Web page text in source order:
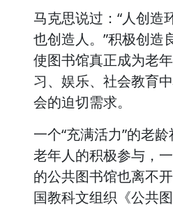
马克思说过：“人创造
也创造人。”积极创造
使图书馆真正成为老
习、娱乐、社会教育
会的迫切需求。
一个“充满活力”的老
老年人的积极参与，
的公共图书馆也离不
国教科文组织《公共